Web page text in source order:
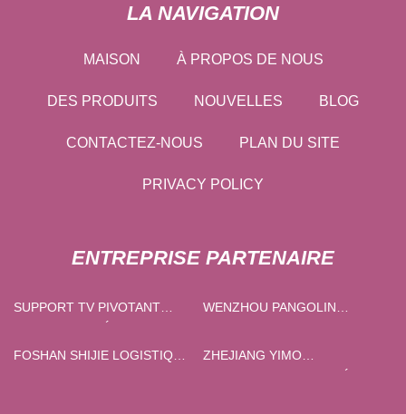
LA NAVIGATION
MAISON À PROPOS DE NOUS
DES PRODUITS NOUVELLES BLOG
CONTACTEZ-NOUS PLAN DU SITE
PRIVACY POLICY
ENTREPRISE PARTENAIRE
SUPPORT TV PIVOTANT
WENZHOU PANGOLIN
FOSHAN SHIJIE LOGISTIQUE
ZHEJIANG YIMO